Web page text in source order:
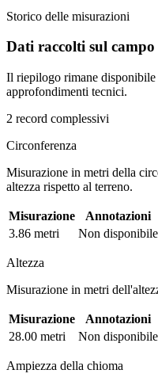
Storico delle misurazioni
Dati raccolti sul campo
Il riepilogo rimane disponibile
approfondimenti tecnici.
2 record complessivi
Circonferenza
Misurazione in metri della
altezza rispetto al terreno.
Misurazione Annotazioni
3.86 metri
Non disponibile
Altezza
Misurazione in metri
Misurazione Annotazioni
28.00 metri
Non disponibile
Ampiezza della chioma